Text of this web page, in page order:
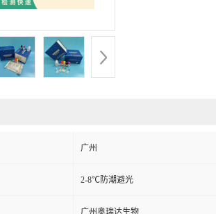
广州
2-8℃防潮避光
广州奥瑞达生物